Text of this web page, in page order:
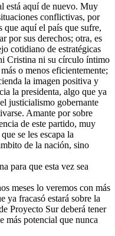
está aquí de nuevo. Muy
conflictivas, por
que aquí el país que sufre,
por sus derechos; otra, es
cotidiano de estratégicas
Cristina ni su círculo íntimo
o menos eficientemente;
la imagen positiva y
la presidenta, algo que ya
justicialismo gobernante
Amante por sobre
de este partido, muy
se les escapa la
de la nación, sino
para que esta vez sea
meses lo veremos con más
ya fracasó estará sobre la
Proyecto Sur deberá tener
más potencial que nunca